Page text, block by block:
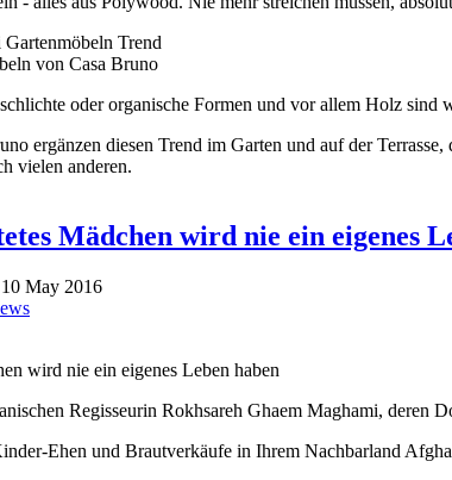
von Casa Bruno
oder organische Formen und vor allem Holz sind
ergänzen diesen Trend im Garten und auf der
vielen anderen.
Mädchen wird nie ein eigenes
May 2016
Regisseurin Rokhsareh Ghaem Maghami,
Ehen und Brautverkäufe in Ihrem Nachbarland